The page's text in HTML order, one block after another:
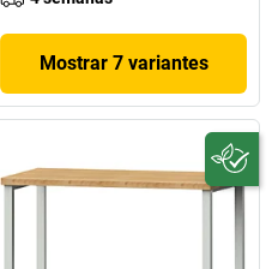
Mostrar 7 variantes